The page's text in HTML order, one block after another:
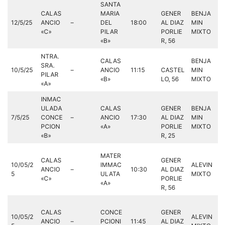
12/5/25
CALAS
ANCIO
«C»
–
SANTA
MARIA
DEL
PILAR
«B»
18:00
GENER
AL DIAZ
PORLIE
R, 56
BENJA
MIN
MIXTO
10/5/25
NTRA.
SRA.
PILAR
«A»
–
CALAS
ANCIO
«B»
11:15
CASTEL
LO, 56
BENJA
MIN
MIXTO
7/5/25
INMAC
ULADA
CONCE
PCION
«B»
–
CALAS
ANCIO
«A»
17:30
GENER
AL DIAZ
PORLIE
R, 25
BENJA
MIN
MIXTO
10/05/2
5
CALAS
ANCIO
«C»
–
MATER
IMMAC
ULATA
«A»
10:30
GENER
AL DIAZ
PORLIE
R, 56
ALEVIN
MIXTO
10/05/2
CALAS
ANCIO
–
CONCE
PCIONI
11:45
GENER
AL DIAZ
ALEVIN